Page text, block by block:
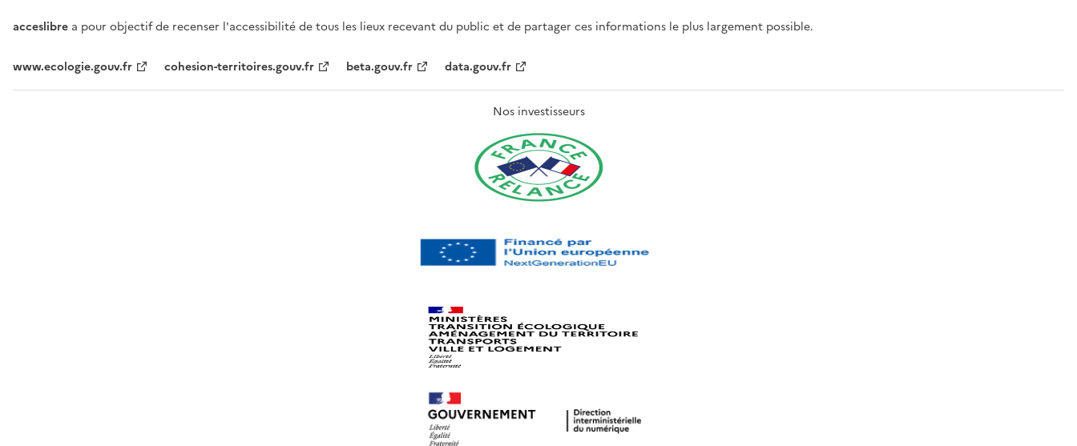
acceslibre a pour objectif de recenser l'accessibilité de tous les lieux recevant du public et de partager ces informations le plus largement possible.
www.ecologie.gouv.fr cohesion-territoires.gouv.fr beta.gouv.fr data.gouv.fr
Nos investisseurs